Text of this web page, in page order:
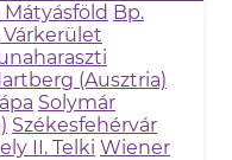
Mátyásföld Bp.
Várkerület
(Ausztria)
Solymár
Székesfehérvár
II. Telki Wiener